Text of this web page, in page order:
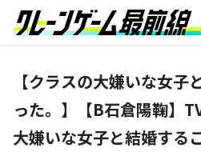
【クラスの大嫌いな女子
った。】【B石倉陽鞠】
大嫌いな女子と結婚する